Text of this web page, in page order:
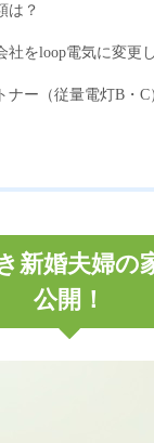
は？
をloop電気に変更
ー（従量電灯B・C
新婚夫婦
公開！